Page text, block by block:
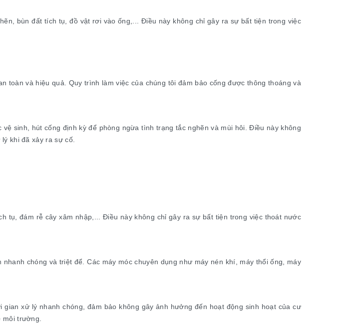
bùn đất tích tụ, đồ vật rơi vào ống,... Điều này không chỉ gây ra sự bất tiện trong việc
toàn và hiệu quả. Quy trình làm việc của chúng tôi đảm bảo cống được thông thoáng và
sinh, hút cống định kỳ để phòng ngừa tình trạng tắc nghẽn và mùi hôi. Điều này không
khi đã xảy ra sự cố.
tụ, đám rễ cây xâm nhập,... Điều này không chỉ gây ra sự bất tiện trong việc thoát nước
chóng và triệt để. Các máy móc chuyên dụng như máy nén khí, máy thổi ống, máy
xử lý nhanh chóng, đảm bảo không gây ảnh hưởng đến hoạt động sinh hoạt của cư
trường.